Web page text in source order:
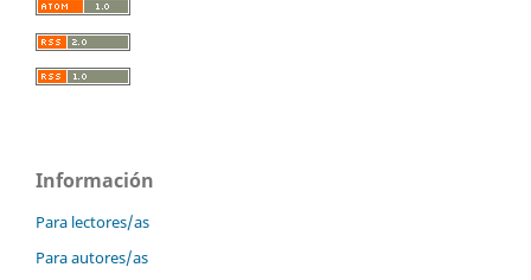
Información
Para lectores/as
Para autores/as